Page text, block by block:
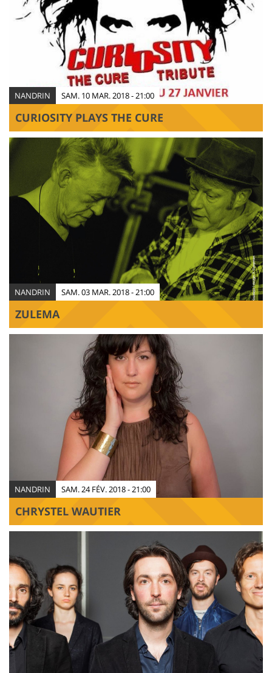
NANDRIN SAM. 10 MAR. 2018 - 21:00
CURIOSITY PLAYS THE CURE
NANDRIN SAM. 03 MAR. 2018 - 21:00
ZULEMA
NANDRIN SAM. 24 FÉV. 2018 - 21:00
CHRYSTEL WAUTIER